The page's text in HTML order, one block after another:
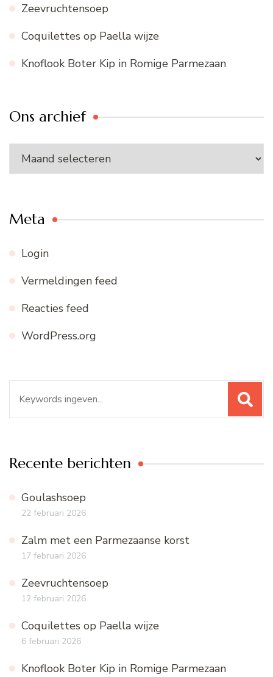
Zeevruchtensoep
Coquilettes op Paella wijze
Knoflook Boter Kip in Romige Parmezaan
Ons archief
Ons
Meta
Login
Vermeldingen feed
Reacties feed
WordPress.org
naar:
Recente berichten
Goulashsoep
22 februari 2026
Zalm met een Parmezaanse korst
17 februari 2026
Zeevruchtensoep
12 februari 2026
Coquilettes op Paella wijze
6 februari 2026
Knoflook Boter Kip in Romige Parmezaan